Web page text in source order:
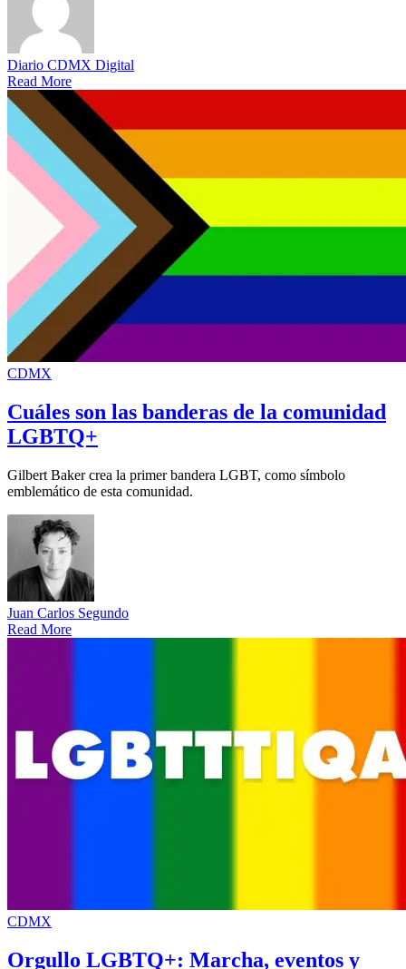
Diario CDMX Digital
Read More
CDMX
Cuáles son las banderas de la comunidad
LGBTQ+
Gilbert Baker crea la primer bandera LGBT, como símbolo
emblemático de esta comunidad.
Juan Carlos Segundo
Read More
CDMX
Orgullo LGBTQ+: Marcha, eventos y